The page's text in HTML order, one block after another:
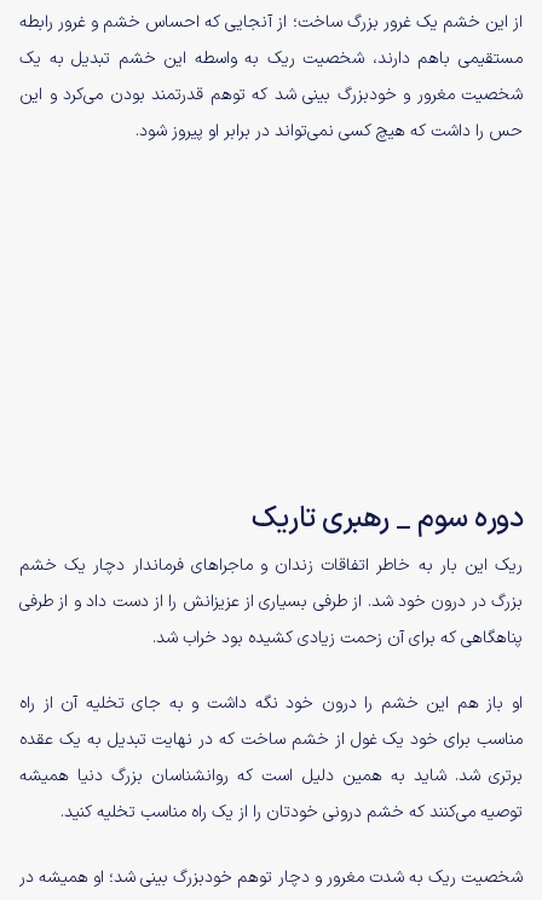
از این خشم یک غرور بزرگ ساخت؛ از آنجایی که احساس خشم و غرور رابطه
مستقیمی باهم دارند، شخصیت ریک به واسطه این خشم تبدیل به یک
شخصیت مغرور و خودبزرگ بینی شد که توهم قدرتمند بودن می‌کرد و این
حس را داشت که هیچ کسی نمی‌تواند در برابر او پیروز شود.
دوره سوم _ رهبری تاریک
ریک این بار به خاطر اتفاقات زندان و ماجرا‌های فرماندار دچار یک خشم
بزرگ در درون خود شد. از طرفی بسیاری از عزیزانش را از دست داد و از طرفی
پناهگاهی که برای آن زحمت زیادی کشیده بود خراب شد.
او باز هم این خشم را درون خود نگه داشت و به جای تخلیه آن از راه
مناسب برای خود یک غول از خشم ساخت که در نهایت تبدیل به یک عقده
برتری شد. شاید به همین دلیل است که روانشناسان بزرگ دنیا همیشه
توصیه می‌کنند که خشم درونی خودتان را از یک راه مناسب تخلیه کنید.
شخصیت ریک به شدت مغرور و دچار توهم خودبزرگ بینی شد؛ او همیشه در